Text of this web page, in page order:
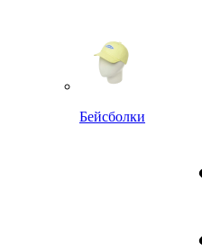
Бейсболки